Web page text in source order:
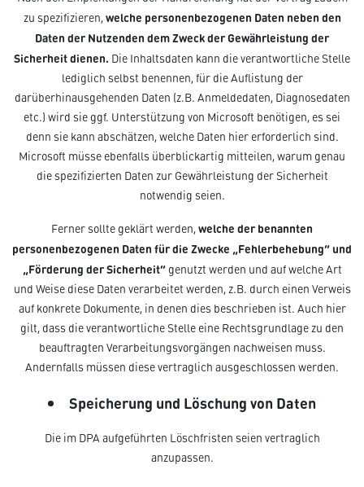
zu spezifizieren,welche personenbezogenen Daten neben den
Daten der Nutzenden dem Zweck der Gewährleistung der
Sicherheit dienen. Die Inhaltsdaten kann die verantwortliche Stelle
lediglich selbst benennen, für die Auflistung der
darüberhinausgehenden Daten (z.B. Anmeldedaten, Diagnosedaten
etc.) wird sie ggf. Unterstützung von Microsoft benötigen, es sei
denn sie kann abschätzen, welche Daten hier erforderlich sind.
Microsoft müsse ebenfalls überblickartig mitteilen, warum genau
die spezifizierten Daten zur Gewährleistung der Sicherheit
notwendig seien.
Ferner sollte geklärt werden,welche der benannten
personenbezogenen Daten für die Zwecke „Fehlerbehebung“ und
„Förderung der Sicherheit“genutzt werden und auf welche Art
und Weise diese Daten verarbeitet werden, z.B. durch einen Verweis
auf konkrete Dokumente, in denen dies beschrieben ist. Auch hier
gilt, dass die verantwortliche Stelle eine Rechtsgrundlage zu den
beauftragten Verarbeitungsvorgängen nachweisen muss.
Andernfalls müssen diese vertraglich ausgeschlossen werden.
Speicherung und Löschung von Daten
Die im DPA aufgeführten Löschfristen seien vertraglich
anzupassen.